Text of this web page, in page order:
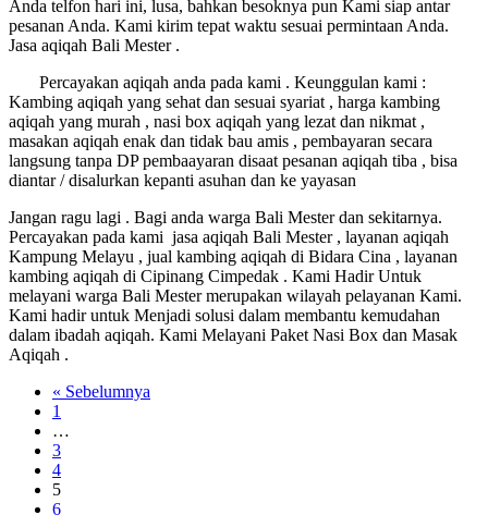
Anda telfon hari ini, lusa, bahkan besoknya pun Kami siap antar
pesanan Anda. Kami kirim tepat waktu sesuai permintaan Anda.
Jasa aqiqah Bali Mester .
Percayakan aqiqah anda pada kami . Keunggulan kami :
Kambing aqiqah yang sehat dan sesuai syariat , harga kambing
aqiqah yang murah , nasi box aqiqah yang lezat dan nikmat ,
masakan aqiqah enak dan tidak bau amis , pembayaran secara
langsung tanpa DP pembaayaran disaat pesanan aqiqah tiba , bisa
diantar / disalurkan kepanti asuhan dan ke yayasan
Jangan ragu lagi . Bagi anda warga Bali Mester dan sekitarnya.
Percayakan pada kami jasa aqiqah Bali Mester , layanan aqiqah
Kampung Melayu , jual kambing aqiqah di Bidara Cina , layanan
kambing aqiqah di Cipinang Cimpedak . Kami Hadir Untuk
melayani warga Bali Mester merupakan wilayah pelayanan Kami.
Kami hadir untuk Menjadi solusi dalam membantu kemudahan
dalam ibadah aqiqah. Kami Melayani Paket Nasi Box dan Masak
Aqiqah .
« Sebelumnya
1
…
3
4
5
6